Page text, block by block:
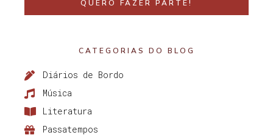
QUERO FAZER PARTE!
CATEGORIAS DO BLOG
Diários de Bordo
Música
Literatura
Passatempos